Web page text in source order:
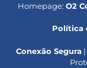
Homepage: O2
Política
Conexão Segura|